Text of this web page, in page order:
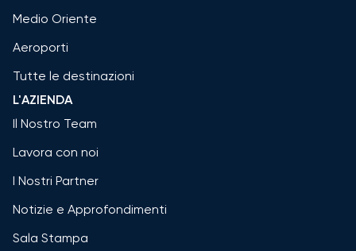
Medio Oriente
Aeroporti
Tutte le destinazioni
L'AZIENDA
Il Nostro Team
Lavora con noi
I Nostri Partner
Notizie e Approfondimenti
Sala Stampa